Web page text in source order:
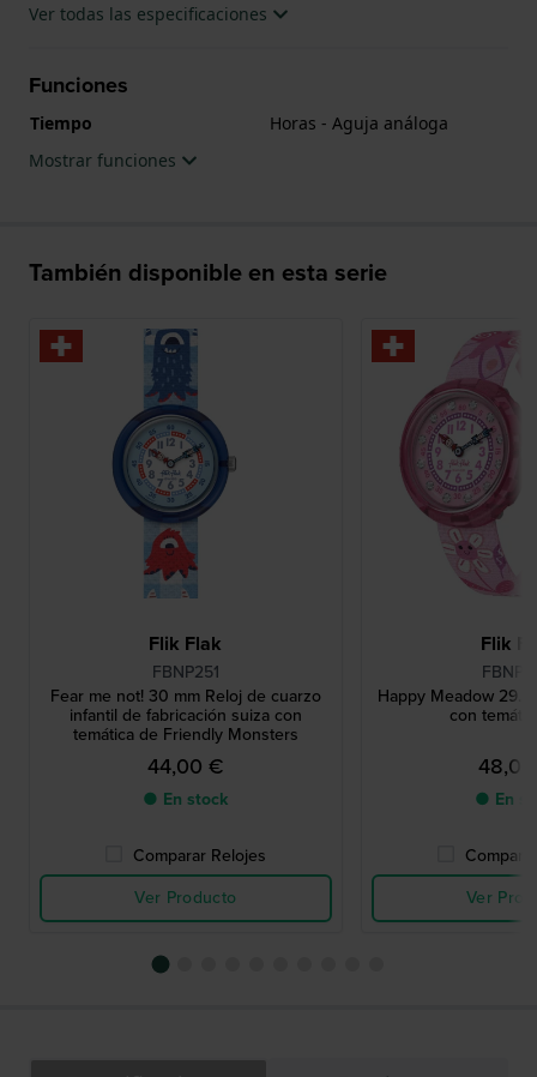
Ver todas las especificaciones
Funciones
Tiempo
Horas - Aguja análoga
Mostrar funciones
También disponible en esta serie
Flik Flak
FBNP251
Fear me not! 30 mm Reloj de cuarzo
infantil de fabricación suiza con
temática de Friendly Monsters
44,00 €
● En stock
Comparar Relojes
Ver Producto
Flik
Happy Meadow
con
● En
Ver